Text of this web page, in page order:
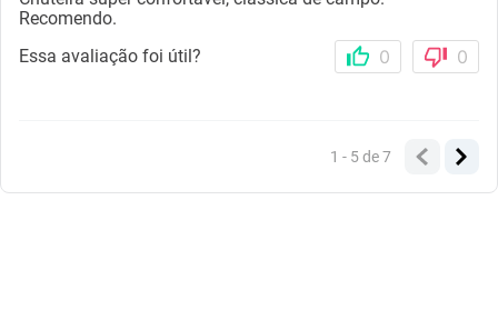
Recomendo.
Essa avaliação foi útil?
0 0
1 - 5de7